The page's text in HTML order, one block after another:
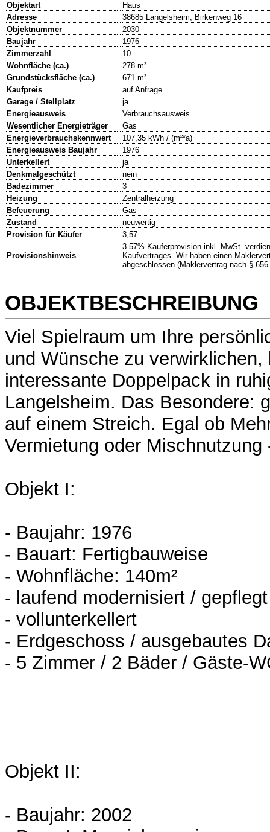
Objektart
Haus
Adresse
38685 Langelsheim, Birkenweg 16
Objektnummer
2030
Baujahr
1976
Zimmerzahl
10
Wohnfläche (ca.)
278 m²
Grundstücksfläche (ca.)
671 m²
Kaufpreis
auf Anfrage
Garage / Stellplatz
ja
Energieausweis
Verbrauchsausweis
Wesentlicher Energieträger
Gas
Energieverbrauchskennwert
107,35 kWh / (m²*a)
Energieausweis Baujahr
1976
Unterkellert
ja
Denkmalgeschützt
nein
Badezimmer
3
Heizung
Zentralheizung
Befeuerung
Gas
Zustand
neuwertig
Provision für Käufer
3,57
Provisionshinweis
3.57% Käuferprovision inkl. MwSt.
Kaufvertrages. Wir haben einen
abgeschlossen (Maklervertrag nach §
OBJEKTBESCHREIBUNG
Viel Spielraum um Ihre
und Wünsche zu
interessante Doppelpack in
Langelsheim. Das Besondere:
auf einem Streich. Egal ob
Vermietung oder
Objekt I:
- Baujahr: 1976
- Bauart: Fertigbauweise
- Wohnfläche: 140m²
- laufend modernisiert / gepflegt
- vollunterkellert
- Erdgeschoss / ausgebautes
- 5 Zimmer / 2 Bäder / Gäste-
Objekt II:
- Baujahr: 2002